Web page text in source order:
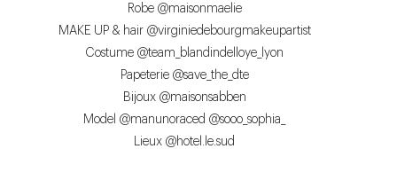
Robe @maisonmaelie
MAKE UP & hair @virginiedebourgmakeupartist
Costume @team_blandindelloye_lyon
Papeterie @save_the_dte
Bijoux @maisonsabben
Model @manunoraced @sooo_sophia_
Lieux @hotel.le.sud